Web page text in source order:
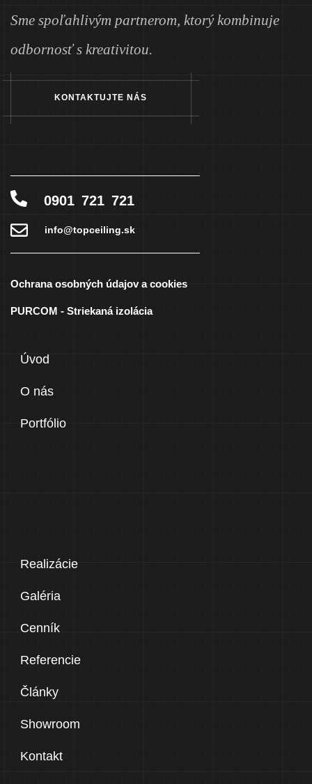
Sme spoľahlivým partnerom, ktorý kombinuje
odbornosť s kreativitou.
KONTAKTUJTE NÁS
0901 721 721
info@topceiling.sk
Ochrana osobných údajov a cookies
PURCOM - Striekaná izolácia
Úvod
O nás
Portfólio
Realizácie
Galéria
Cenník
Referencie
Články
Showroom
Kontakt